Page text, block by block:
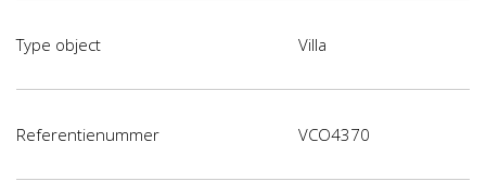
Type object Villa
Referentienummer VCO4370